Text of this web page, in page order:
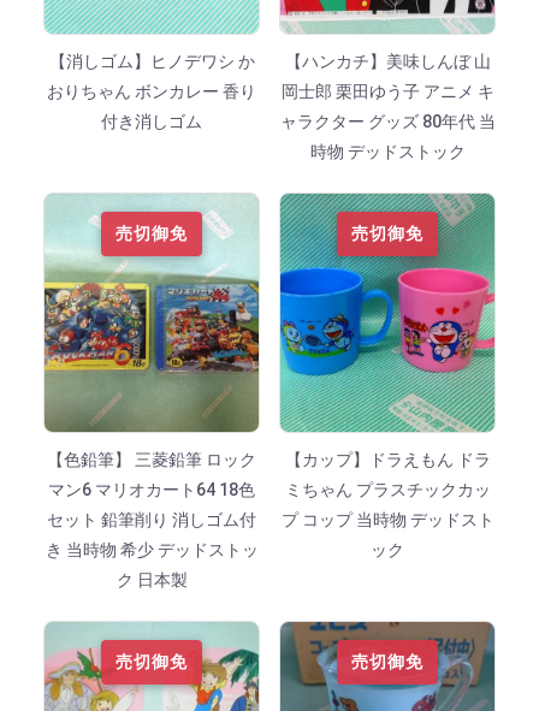
【消しゴム】ヒノデワシ か
おりちゃん ボンカレー 香り
付き消しゴム
【ハンカチ】美味しんぼ 山
岡士郎 栗田ゆう子 アニメ キ
ャラクター グッズ 80年代 当
時物 デッドストック
売切御免
【色鉛筆】 三菱鉛筆 ロック
マン6 マリオカート64 18色
セット 鉛筆削り 消しゴム付
き 当時物 希少 デッドストッ
ク 日本製
売切御免
【カップ】ドラえもん ドラ
ミちゃん プラスチックカッ
プ コップ 当時物 デッドスト
ック
売切御免 売切御免